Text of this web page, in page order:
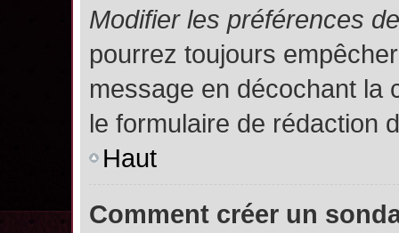
Modifier les préférences
pourrez toujours
message en décochant la
le formulaire de rédaction
Haut
Comment créer un